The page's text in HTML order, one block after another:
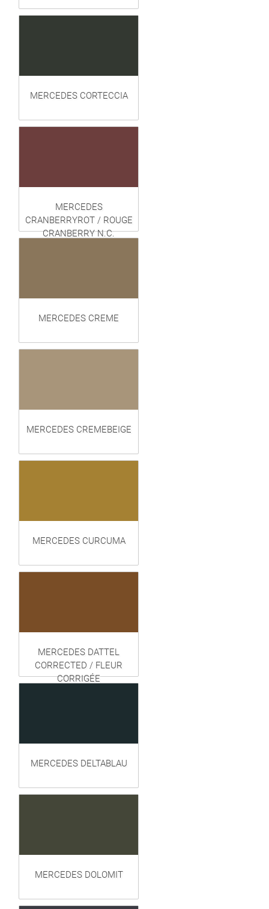
MERCEDES CORTECCIA
MERCEDES
CRANBERRYROT / ROUGE
CRANBERRY N.C.
MERCEDES CREME
MERCEDES CREMEBEIGE
MERCEDES CURCUMA
MERCEDES DATTEL
CORRECTED / FLEUR
CORRIGÉE
MERCEDES DELTABLAU
MERCEDES DOLOMIT